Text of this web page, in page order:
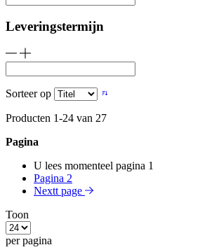
Leveringstermijn
Sorteer op
Producten 1-24 van 27
Pagina
U lees momenteel pagina 1
Pagina 2
Nextt page
Toon
per pagina